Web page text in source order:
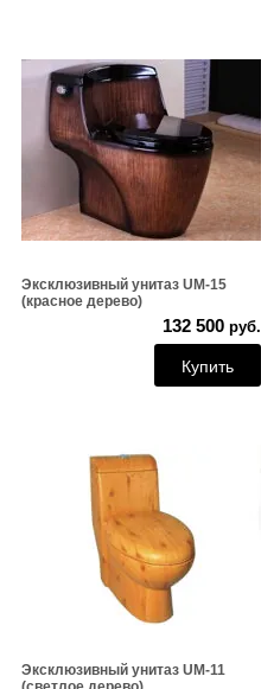
Эксклюзивный унитаз UM-15
(красное дерево)
132 500руб.
Купить
Эксклюзивный унитаз UM-11